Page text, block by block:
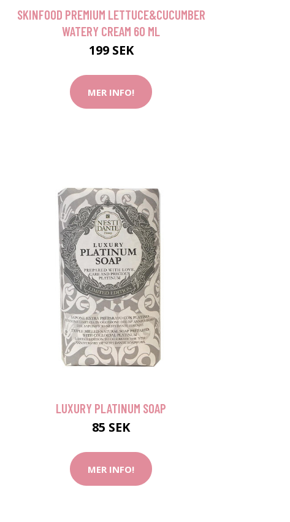
SKINFOOD PREMIUM LETTUCE&CUCUMBER
WATERY CREAM 60 ML
199 SEK
MER INFO!
LUXURY PLATINUM SOAP
85 SEK
MER INFO!